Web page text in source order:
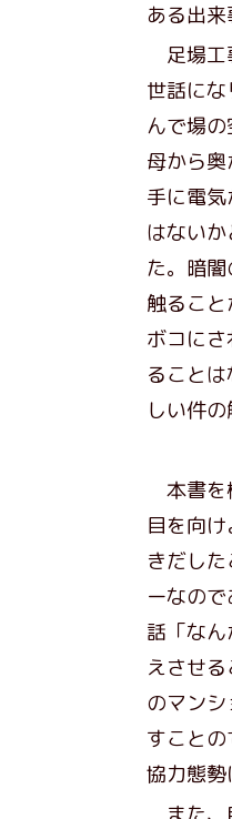
ある出来
足場工
世話に
んで場
母から
手に電
はない
た。暗
触るこ
ボコに
ること
しい件
本書を
目を向
きだし
ーなの
話「な
えさせ
のマン
すこと
協力態勢